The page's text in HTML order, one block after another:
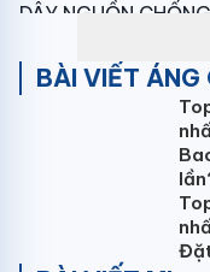
DÂY NGUỒN
Bộ chống rò điện
kết nối giữa thiết bị
hiện rò điện thông
phải các phần
LỚP CÁCH NHIỆT
Được cấu tạo
BÀI VIẾT ÁNG